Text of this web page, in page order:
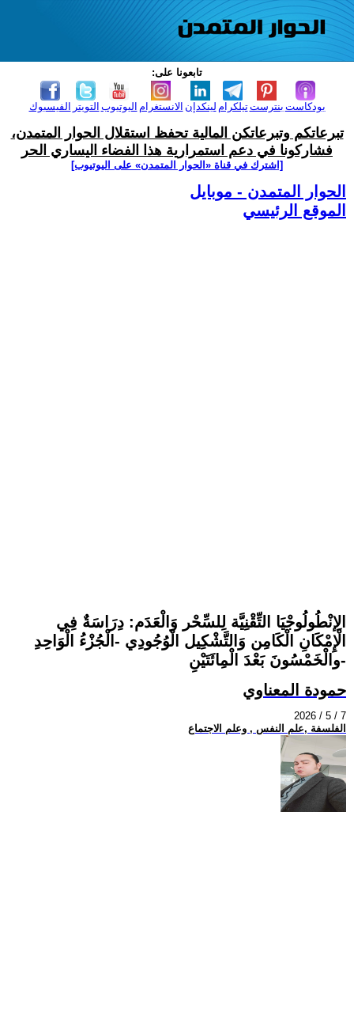
تابعونا على:
الفيسبوك التويتر اليوتيوب الانستغرام لينكدإن تيلكرامبنترست بودكاست
تبرعاتكم وتبرعاتكن المالية تحفظ استقلال الحوار المتمدن،
فشاركونا في دعم استمرارية هذا الفضاء اليساري الحر
[اشترك في قناة ‫«الحوار المتمدن» على اليوتيوب]
الحوار المتمدن - موبايل
الموقع الرئيسي
الِإنْطُولُوجْيَا التِّقْنِيَّة لِلسِّحْر وَالْعَدَم: دِرَاسَةٌ فِي
الْإِمْكَانِ الْكَامِن وَالتَّشْكِيل الْوُجُودِي -الْجُزْءُ الْوَاحِدِ
والْخَمْسُونَ بَعْدَ الْمِائَتَيْنِ-
حمودة المعناوي
2026 / 5 / 7
الفلسفة ,علم النفس , وعلم الاجتماع